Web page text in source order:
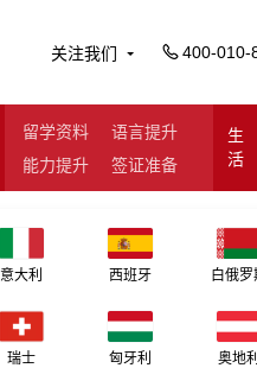
关注我们 400-010-
留学资料
语言提升
能力提升
签证准备
生
活
意大利 西班牙 白俄罗
瑞士 匈牙利 奥地利